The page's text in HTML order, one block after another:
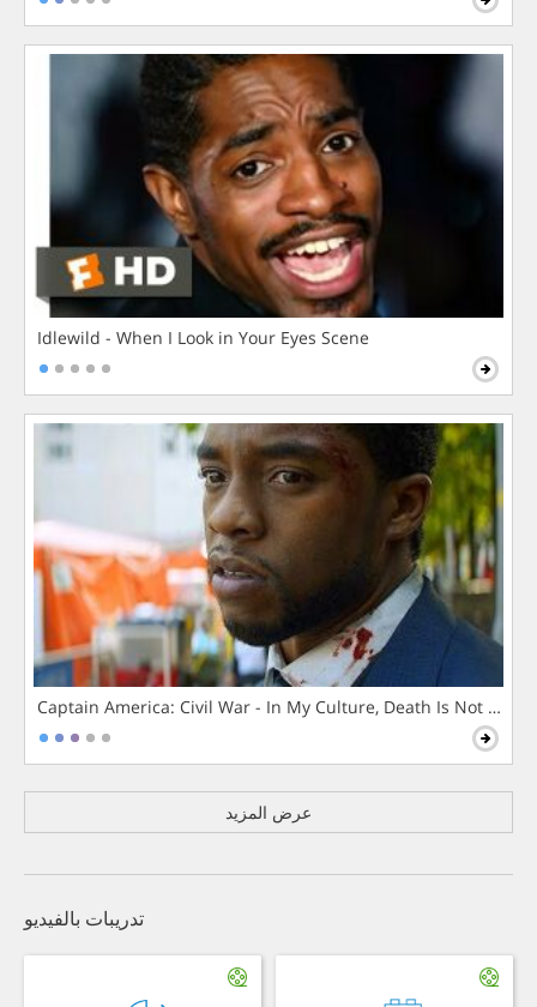
Idlewild - When I Look in Your Eyes Scene
Captain America: Civil War - In My Culture, Death Is Not The
عرض المزيد
تدريبات بالفيديو